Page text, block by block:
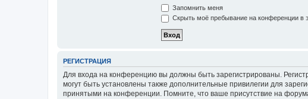
Запомнить меня
Скрыть моё пребывание на конференции в
РЕГИСТРАЦИЯ
Для входа на конференцию вы должны быть зарегистрированы.
могут быть установлены также дополнительные привилегии для
принятыми на конференции. Помните, что ваше присутствие на